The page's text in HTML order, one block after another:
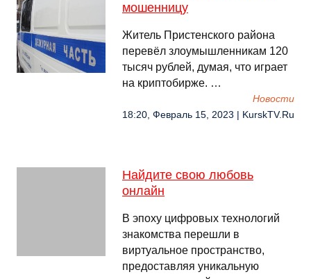
мошенницу
Житель Пристенского района
перевёл злоумышленникам 120
тысяч рублей, думая, что играет
на криптобирже. …
Новости
18:20, Февраль 15, 2023 | KurskTV.Ru
Найдите свою любовь
онлайн
В эпоху цифровых технологий
знакомства перешли в
виртуальное пространство,
предоставляя уникальную